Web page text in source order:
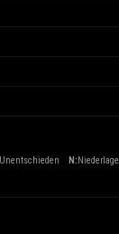
Unentschieden N: Niederlage